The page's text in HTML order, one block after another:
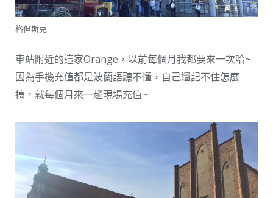
格但斯克
車站附近的這家Orange，以前每個月我都要來一次哈~
因為手機充值都是波蘭語聽不懂，自己還記不住怎麼
搞，就每個月來一趟現場充值~